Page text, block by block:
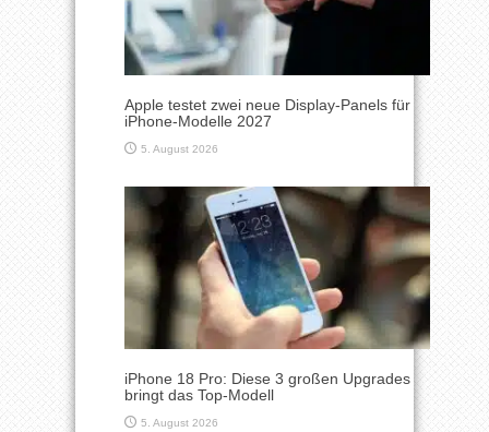
Apple testet zwei neue Display-Panels für
iPhone-Modelle 2027
5. August 2026
iPhone 18 Pro: Diese 3 großen Upgrades
bringt das Top-Modell
5. August 2026